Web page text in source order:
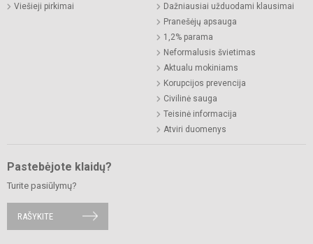
Viešieji pirkimai
Dažniausiai užduodami klausimai
Pranešėjų apsauga
1,2% parama
Neformalusis švietimas
Aktualu mokiniams
Korupcijos prevencija
Civilinė sauga
Teisinė informacija
Atviri duomenys
Pastebėjote klaidų?
Turite pasiūlymų?
RAŠYKITE